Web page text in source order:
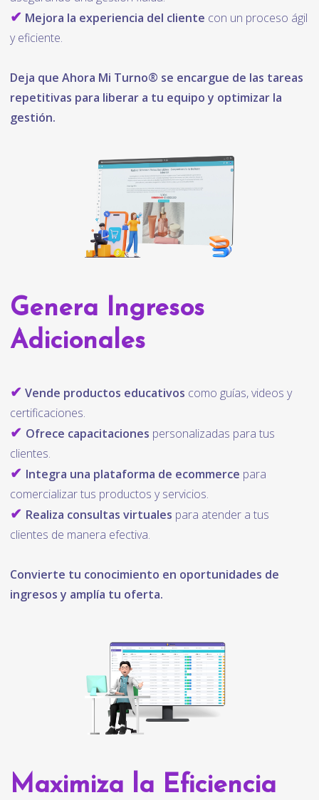
✔ Mejora la experiencia del cliente con un proceso ágil
y eficiente.
Deja que Ahora Mi Turno® se encargue de las tareas
repetitivas para liberar a tu equipo y optimizar la
gestión.
Genera Ingresos
Adicionales
✔ Vende productos educativos como guías, videos y
certificaciones.
✔ Ofrece capacitaciones personalizadas para tus
clientes.
✔ Integra una plataforma de ecommerce para
comercializar tus productos y servicios.
✔ Realiza consultas virtuales para atender a tus
clientes de manera efectiva.
Convierte tu conocimiento en oportunidades de
ingresos y amplía tu oferta.
Maximiza la Eficiencia